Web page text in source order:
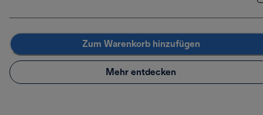
Zum Warenkorb hinzufügen
Mehr entdecken